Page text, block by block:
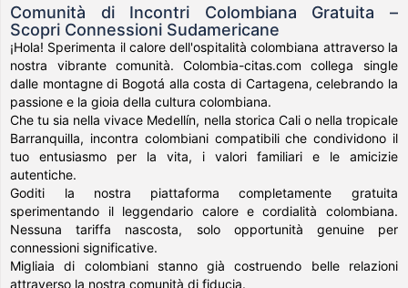
Comunità di Incontri Colombiana Gratuita –
Scopri Connessioni Sudamericane
¡Hola! Sperimenta il calore dell'ospitalità colombiana attraverso la
nostra vibrante comunità. Colombia-citas.com collega single
dalle montagne di Bogotá alla costa di Cartagena, celebrando la
passione e la gioia della cultura colombiana.
Che tu sia nella vivace Medellín, nella storica Cali o nella tropicale
Barranquilla, incontra colombiani compatibili che condividono il
tuo entusiasmo per la vita, i valori familiari e le amicizie
autentiche.
Goditi la nostra piattaforma completamente gratuita
sperimentando il leggendario calore e cordialità colombiana.
Nessuna tariffa nascosta, solo opportunità genuine per
connessioni significative.
Migliaia di colombiani stanno già costruendo belle relazioni
attraverso la nostra comunità di fiducia.